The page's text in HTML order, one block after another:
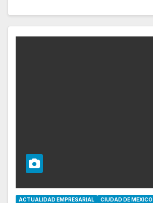
ACTUALIDAD EMPRESARIAL CIUDAD DE MEXICO